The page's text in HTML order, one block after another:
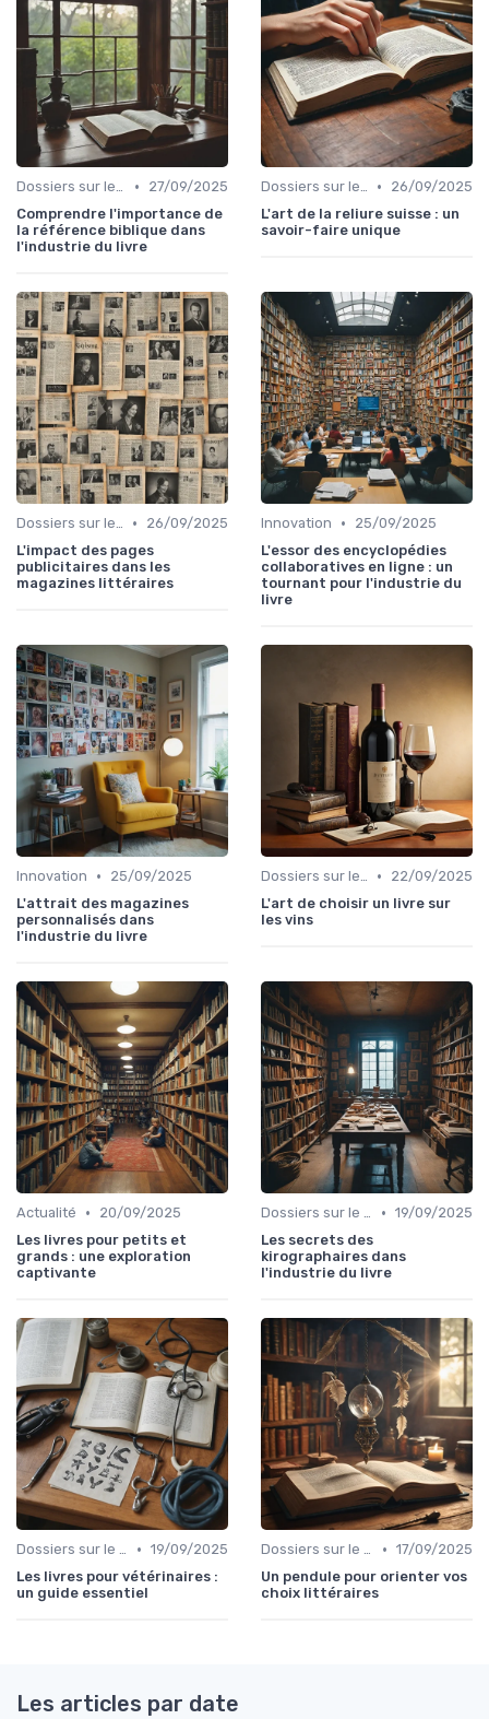
Dossiers sur le monde de l'édition •
27/09/2025
Comprendre l'importance de
la référence biblique dans
l'industrie du livre
Dossiers sur le monde de l'édition •
26/09/2025
L'art de la reliure suisse : un
savoir-faire unique
Dossiers sur le monde de l'édition •
26/09/2025
L'impact des pages
publicitaires dans les
magazines littéraires
Innovation •
25/09/2025
L'essor des encyclopédies
collaboratives en ligne : un
tournant pour l'industrie du
livre
Innovation •
25/09/2025
L'attrait des magazines
personnalisés dans
l'industrie du livre
Dossiers sur le monde de l'édition •
22/09/2025
L'art de choisir un livre sur
les vins
Actualité •
20/09/2025
Les livres pour petits et
grands : une exploration
captivante
Dossiers sur le monde de l'édition • 19/09/2025
Les secrets des
kirographaires dans
l'industrie du livre
Dossiers sur le monde de l'édition • 19/09/2025
Les livres pour vétérinaires :
un guide essentiel
Dossiers sur le monde de l'édition • 17/09/2025
Un pendule pour orienter vos
choix littéraires
Les articles par date